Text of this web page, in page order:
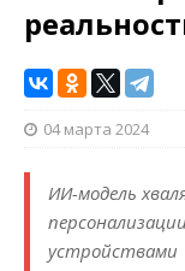
04 марта 2024
ИИ-модель
устройствами